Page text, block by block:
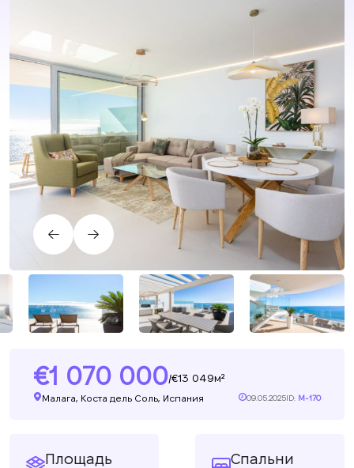
1 070 000/ 13 049м²
Малага, Коста дель Соль, Испания 09.05.2025ID: M-170
Площадь Спальни